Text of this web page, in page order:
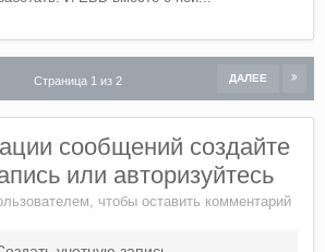
ESP не будет действовать ни одна
При отключении системы ESP
ДАЛЕЕ
Страница 1 из 2
сообщений создайте
или авторизуйтесь
чтобы оставить комментарий